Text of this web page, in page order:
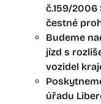
č.159/2006
čestné
Budeme
jízd s
vozidel
úřadu